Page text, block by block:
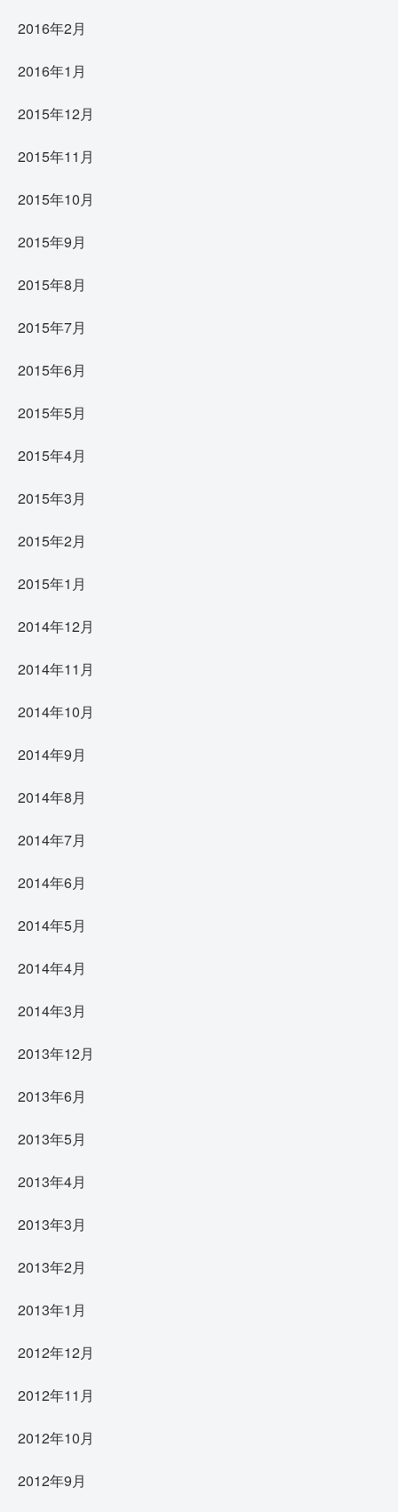
2016年2月
2016年1月
2015年12月
2015年11月
2015年10月
2015年9月
2015年8月
2015年7月
2015年6月
2015年5月
2015年4月
2015年3月
2015年2月
2015年1月
2014年12月
2014年11月
2014年10月
2014年9月
2014年8月
2014年7月
2014年6月
2014年5月
2014年4月
2014年3月
2013年12月
2013年6月
2013年5月
2013年4月
2013年3月
2013年2月
2013年1月
2012年12月
2012年11月
2012年10月
2012年9月